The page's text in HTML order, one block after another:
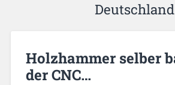
Deutschland
Holzhammer selber
der CNC…